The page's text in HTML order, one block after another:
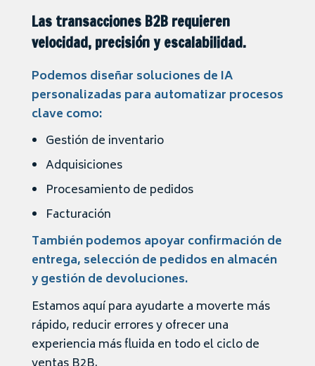
Las transacciones B2B requieren
velocidad, precisión y escalabilidad.
Podemos diseñar soluciones de IA
personalizadas para automatizar procesos
clave como:
Gestión de inventario
Adquisiciones
Procesamiento de pedidos
Facturación
También podemos apoyar confirmación de
entrega, selección de pedidos en almacén
y gestión de devoluciones.
Estamos aquí para ayudarte a moverte más
rápido, reducir errores y ofrecer una
experiencia más fluida en todo el ciclo de